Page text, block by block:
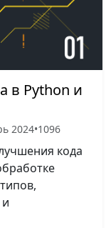
в Python и
2024•1096
кода